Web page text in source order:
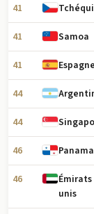
41
41 Samoa
41 Espagne
44
44
46 Panama
46
unis